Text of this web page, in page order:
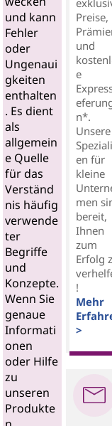
und kann
Fehler
oder
Ungenaui
gkeiten
enthalten
. Es dient
als
allgemein
e Quelle
für das
Verständ
nis häufig
verwende
ter
Begriffe
und
Konzepte.
Wenn Sie
genaue
Informati
onen
oder Hilfe
zu
unseren
Produkte
Preise,
und
e
n*.
Unsere
en für
kleine
men
bereit,
Ihnen
zum
Erfolg
!
Mehr
>